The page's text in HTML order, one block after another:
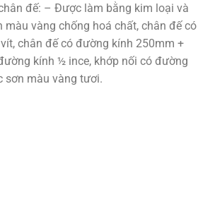
đế: – Được làm bằng kim loại và
vàng chống hoá chất, chân đế có
chân đế có đường kính 250mm +
kính ½ ince, khớp nối có đường
sơn màu vàng tươi.